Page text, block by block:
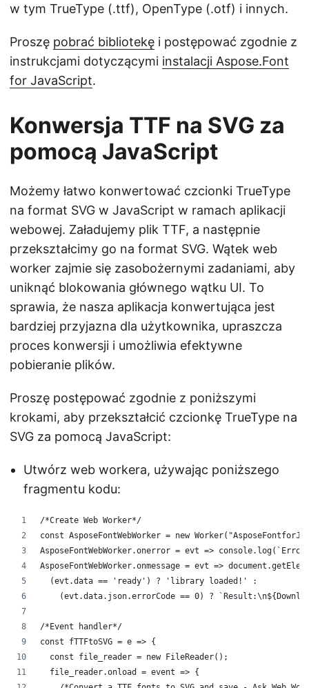
w tym TrueType (.ttf), OpenType (.otf) i innych.
Proszę pobrać bibliotekę i postępować zgodnie z
instrukcjami dotyczącymi instalacji Aspose.Font
for JavaScript.
Konwersja TTF na SVG za
pomocą JavaScript
Możemy łatwo konwertować czcionki TrueType
na format SVG w JavaScript w ramach aplikacji
webowej. Załadujemy plik TTF, a następnie
przekształcimy go na format SVG. Wątek web
worker zajmie się zasobożernymi zadaniami, aby
uniknąć blokowania głównego wątku UI. To
sprawia, że nasza aplikacja konwertująca jest
bardziej przyjazna dla użytkownika, upraszcza
proces konwersji i umożliwia efektywne
pobieranie plików.
Proszę postępować zgodnie z poniższymi
krokami, aby przekształcić czcionkę TrueType na
SVG za pomocą JavaScript:
Utwórz web workera, używając poniższego
fragmentu kodu:
/*Create Web Worker*/
const AsposeFontWebWorker = new
AsposeFontWebWorker.onerror = evt =>
AsposeFontWebWorker.onmessage = evt =>
  (evt.data == 'ready') ? 'library loaded!' :
(evt.data.json.errorCode == 0) ?
/*Event handler*/
const fTTFtoSVG = e => {
  const file_reader = new FileReader();
  file_reader.onload = event => {